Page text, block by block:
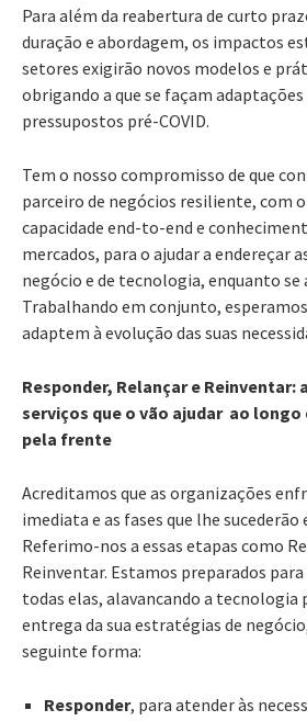
Para além da reabertura de curto
duração e abordagem, os impactos
setores exigirão novos modelos e
obrigando a que se façam adaptações
pressupostos pré-COVID.
Tem o nosso compromisso de que
parceiro de negócios resiliente, com
capacidade end-to-end e
mercados, para o ajudar a endereçar
negócio e de tecnologia, enquanto se
Trabalhando em conjunto,
adaptem à evolução das suas
Responder, Relançar e Reinventar:
serviços que o vão ajudar ao longo
pela frente
Acreditamos que as organizações
imediata e as fases que lhe
Referimo-nos a essas etapas como
Reinventar. Estamos preparados
todas elas, alavancando a tecnologia
entrega da sua estratégias de
seguinte forma:
Responder, para atender às